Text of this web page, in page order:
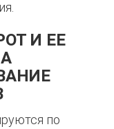
И ЕЕ
по